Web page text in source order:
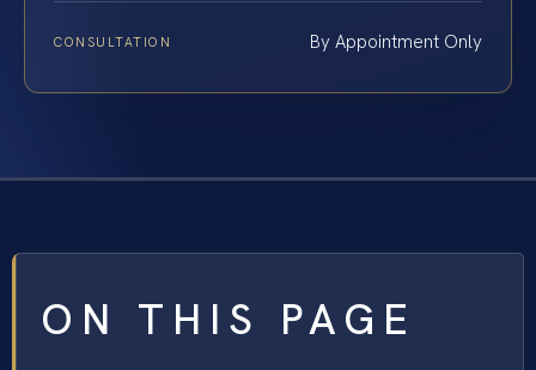
CONSULTATION By Appointment Only
ON THIS PAGE